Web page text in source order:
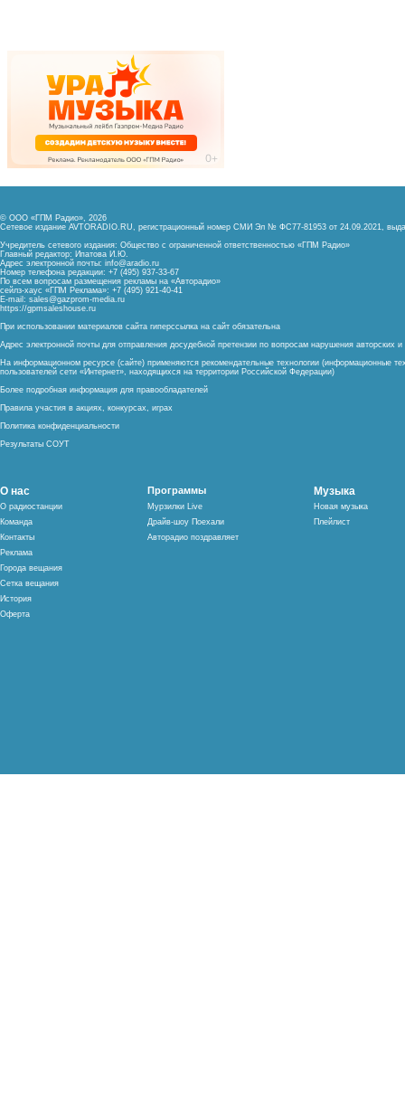
© ООО «ГПМ Радио», 2026
Сетевое издание AVTORADIO.RU, регистрационный номер СМИ Эл № ФС77-81953 от 24.09.2021,
Учредитель сетевого издания: Общество с ограниченной ответственностью «ГПМ Радио»
Главный редактор: Ипатова И.Ю.
Адрес электронной почты: info@aradio.ru
Номер телефона редакции: +7 (495) 937-33-67
По всем вопросам размещения рекламы на «Авторадио»
сейлз-хаус «ГПМ Реклама»: +7 (495) 921-40-41
E-mail: sales@gazprom-media.ru
https://gpmsaleshouse.ru
При использовании материалов сайта гиперссылка на сайт обязательна
Адрес электронной почты для отправления досудебной претензии по вопросам нарушения авторских
На информационном ресурсе (сайте) применяются рекомендательные технологии (информационные
пользователей сети «Интернет», находящихся на территории Российской Федерации)
Более подробная информация для правообладателей
Правила участия в акциях, конкурсах, играх
Политика конфиденциальности
Результаты СОУТ
О нас
О радиостанции
Команда
Контакты
Реклама
Города вещания
Сетка вещания
История
Оферта
Программы
Мурзилки Live
Драйв-шоу Поехали
Авторадио поздравляет
Музыка
Новая музыка
Плейлист